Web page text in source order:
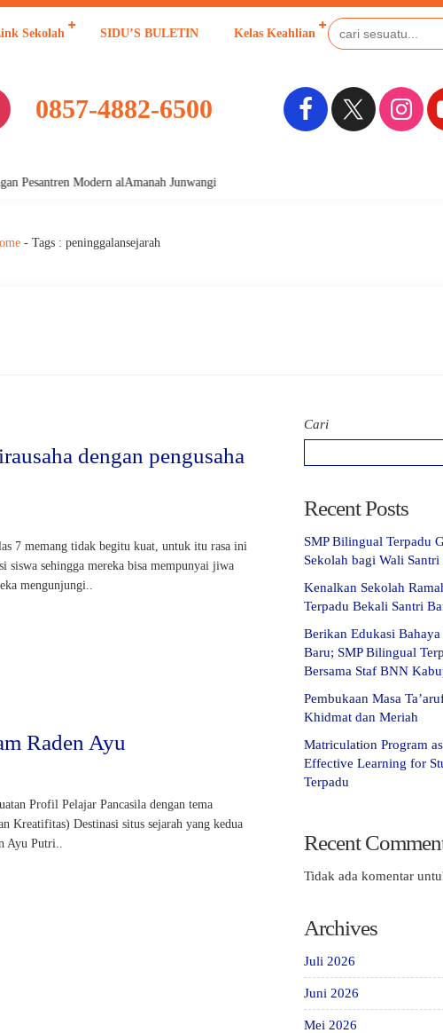
Sekolah SIDU’S BULETIN Kelas Keahlian
0857-4882-6500
Modern alAmanah Junwangi
- Tags : peninggalansejarah
dengan pengusaha
7 memang tidak begitu kuat, untuk itu rasa ini
siswa sehingga mereka bisa mempunyai jiwa
mengunjungi..
Raden Ayu
Profil Pelajar Pancasila dengan tema
Kreatifitas) Destinasi situs sejarah yang kedua
Ayu Putri..
Cari
Recent Posts
SMP Bilingual Terpadu
Sekolah bagi Wali
Kenalkan Sekolah
Terpadu Bekali Santri
Berikan Edukasi
Baru; SMP Bilingual
Bersama Staf BNN
Pembukaan Masa
Khidmat dan Meriah
Matriculation Program
Effective Learning for
Terpadu
Recent
Tidak ada komentar
Archives
Juli 2026
Juni 2026
Mei 2026